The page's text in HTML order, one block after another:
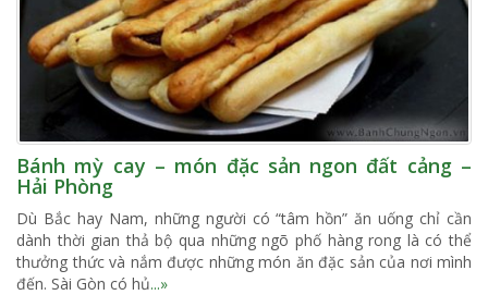
Bánh mỳ cay – món đặc sản ngon đất cảng –
Hải Phòng
Dù Bắc hay Nam, những người có “tâm hồn” ăn uống chỉ cần
dành thời gian thả bộ qua những ngõ phố hàng rong là có thể
thưởng thức và nắm được những món ăn đặc sản của nơi mình
đến. Sài Gòn có hủ...»